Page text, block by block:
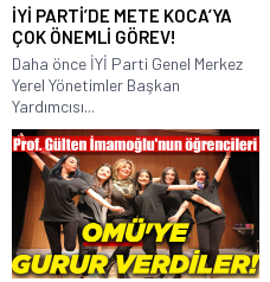
İYİ PARTİ’DE METE KOCA’YA
ÇOK ÖNEMLİ GÖREV!
Daha önce İYİ Parti Genel Merkez
Yerel Yönetimler Başkan
Yardımcısı...